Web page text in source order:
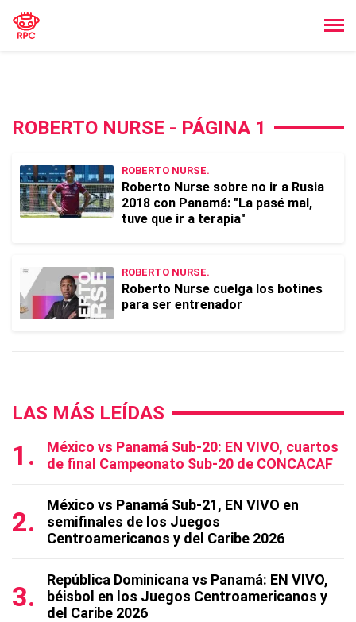
ROBERTO NURSE - PÁGINA 1
ROBERTO NURSE.
Roberto Nurse sobre no ir a Rusia
2018 con Panamá: "La pasé mal,
tuve que ir a terapia"
ROBERTO NURSE.
Roberto Nurse cuelga los botines
para ser entrenador
LAS MÁS LEÍDAS
México vs Panamá Sub-20: EN VIVO, cuartos
de final Campeonato Sub-20 de CONCACAF
México vs Panamá Sub-21, EN VIVO en
semifinales de los Juegos
Centroamericanos y del Caribe 2026
República Dominicana vs Panamá: EN VIVO,
béisbol en los Juegos Centroamericanos y
del Caribe 2026